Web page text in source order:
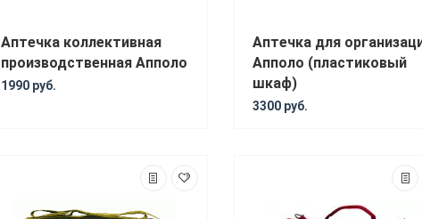
Аптечка коллективная
производственная Апполо
1990 руб.
Аптечка для
Апполо (пластиковый
шкаф)
3300 руб.